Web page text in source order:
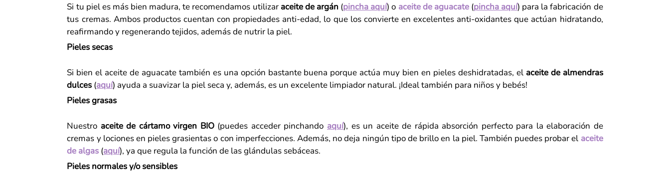
Si tu piel es más bien madura, te recomendamos utilizar aceite de argán (pincha aquí) o aceite de aguacate(pincha aquí) para la fabricación de
tus cremas. Ambos productos cuentan con propiedades anti-edad, lo que los convierte en excelentes anti-oxidantes que actúan hidratando,
reafirmando y regenerando tejidos, además de nutrir la piel.
Pieles secas
Si bien el aceite de aguacate también es una opción bastante buena porque actúa muy bien en pieles deshidratadas, el aceite de almendras
dulces (aquí) ayuda a suavizar la piel seca y, además, es un excelente limpiador natural. ¡Ideal también para niños y bebés!
Pieles grasas
Nuestro aceite de cártamo virgen BIO(puedes acceder pinchando aquí), es un aceite de rápida absorción perfecto para la elaboración de
cremas y lociones en pieles grasientas o con imperfecciones. Además, no deja ningún tipo de brillo en la piel. También puedes probar el aceite
de algas (aquí), ya que regula la función de las glándulas sebáceas.
Pieles normales y/o sensibles